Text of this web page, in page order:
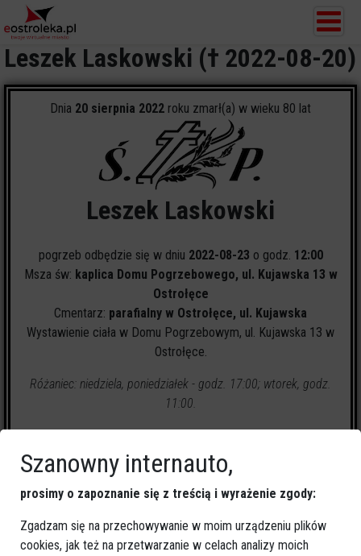
Leszek Laskowski († 2022-08-20)
Dnia 20 sierpnia 2022 roku zmarł(a) w wieku 80 lat
Leszek Laskowski
pogrzeb odbędzie się w dniu 2022-08-23 o godz. 12:00
Msza św: kaplica Domu Pogrzebowego, ul. Kujawska 13 w
Ostrołęce
Cmentarz: parafialny w Ostrołęce, ul. Kujawska
Wystawienie ciała w Domu Pogrzebowym, ul. Kujawska 13 w
Ostrołęce.
Różaniec: niedziela, poniedziałek - godz. 17:00; wtorek, godz.
11:00.
0zapalonych świeczek
Szanowny internauto,
prosimy o zapoznanie się z treścią i wyrażenie zgody:
Zgadzam się na przechowywanie w moim urządzeniu plików
cookies, jak też na przetwarzanie w celach analizy moich